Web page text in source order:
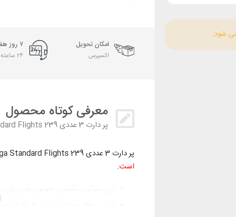
امکان تحویل
اکسپرس
۷ روز هفته
۲۴ ساعته
معرفی کوتاه محصول
پر دارت 3 عددی Winmau Mega Standard Flights 239 اصل
پر دارت 3 عددی Winmau Mega Standard Flights 239 اصل
است.
این پر های جدید در سه رنگ قابل